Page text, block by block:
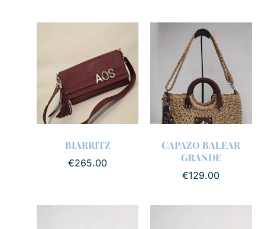
BIARRITZ
€265.00
CAPAZO BALEAR
GRANDE
€129.00